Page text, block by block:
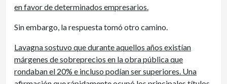
en favor de determinados empresarios.
Sin embargo, la respuesta tomó otro camino.
Lavagna sostuvo que durante aquellos años existían
márgenes de sobreprecios en la obra pública que
rondaban el 20% e incluso podían ser superiores. Una